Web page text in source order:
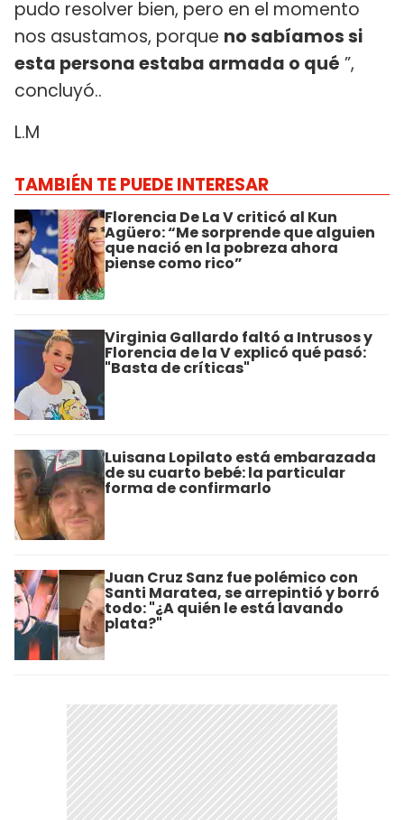
pudo resolver bien, pero en el momento
nos asustamos, porque no sabíamos si
esta persona estaba armada o qué ”,
concluyó..
L.M
TAMBIÉN TE PUEDE INTERESAR
Florencia De La V criticó al Kun
Agüero: “Me sorprende que alguien
que nació en la pobreza ahora
piense como rico”
Virginia Gallardo faltó a Intrusos y
Florencia de la V explicó qué pasó:
"Basta de críticas"
Luisana Lopilato está embarazada
de su cuarto bebé: la particular
forma de confirmarlo
Juan Cruz Sanz fue polémico con
Santi Maratea, se arrepintió y borró
todo: "¿A quién le está lavando
plata?"